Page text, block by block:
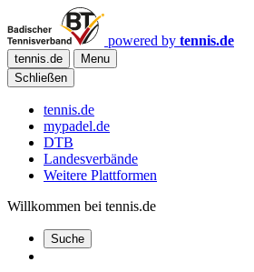
powered by tennis.de
tennis.de
Menu
Schließen
tennis.de
mypadel.de
DTB
Landesverbände
Weitere Plattformen
Willkommen bei tennis.de
Suche